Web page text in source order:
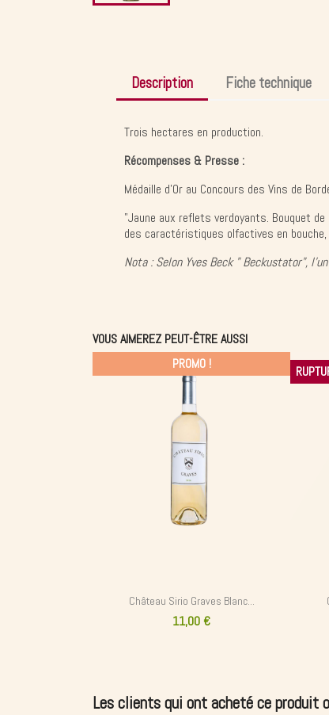
Description Fiche technique
Trois hectares en production.
Récompenses & Presse :
Médaille d'Or au Concours des Vins de
"Jaune aux reflets verdoyants. Bouquet
des caractéristiques olfactives en
Nota : Selon Yves Beck " Beckustator",
VOUS AIMEREZ PEUT-ÊTRE AUSSI
Château Sirio Graves Blanc...
11,00 €
PROMO !
Les clients qui ont acheté ce produit